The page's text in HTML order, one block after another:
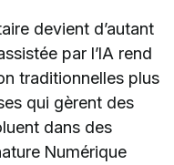
devient d’autant
par l’IA rend
traditionnelles plus
qui gèrent des
dans des
Numérique